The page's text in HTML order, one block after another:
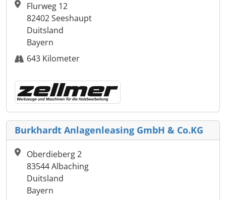
Flurweg 12
82402 Seeshaupt
Duitsland
Bayern
643 Kilometer
Burkhardt Anlagenleasing GmbH & Co.KG
Oberdieberg 2
83544 Albaching
Duitsland
Bayern